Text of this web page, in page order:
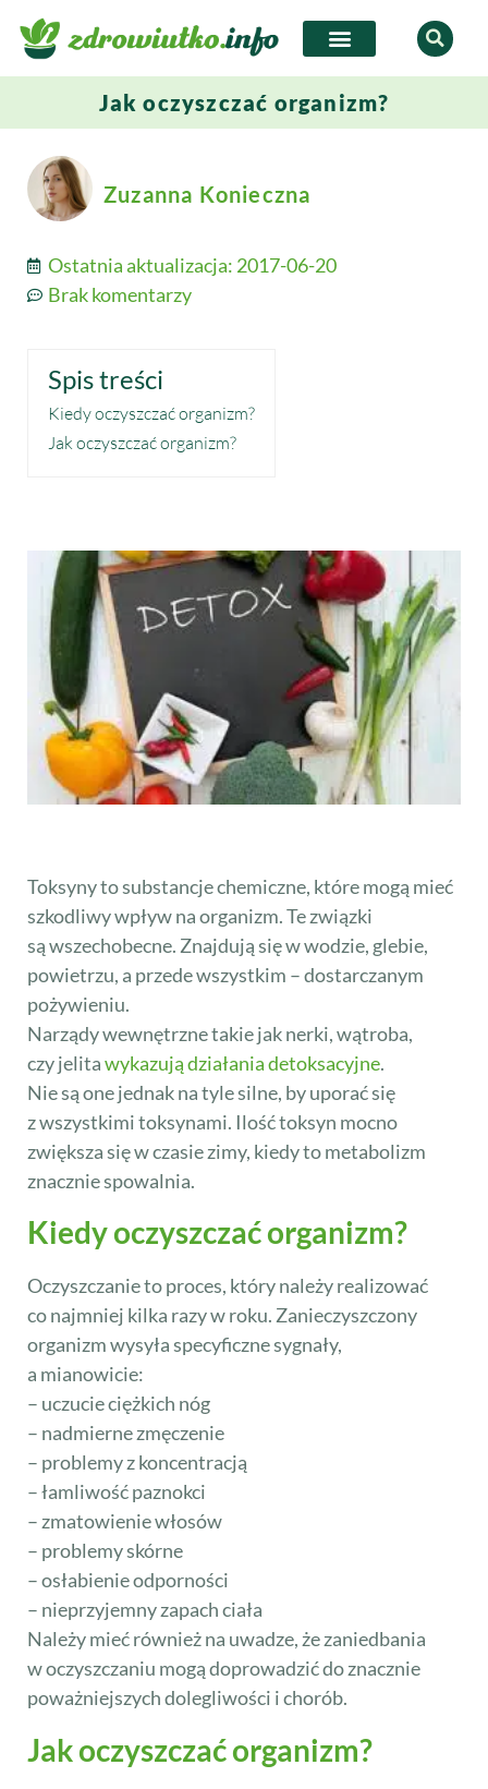
Jak oczyszczać organizm?
Zuzanna Konieczna
Ostatnia aktualizacja: 2017-06-20
Brak komentarzy
Spis treści
Kiedy oczyszczać organizm?
Jak oczyszczać organizm?
Toksyny to substancje chemiczne, które mogą mieć
szkodliwy wpływ na organizm. Te związki
są wszechobecne. Znajdują się w wodzie, glebie,
powietrzu, a przede wszystkim – dostarczanym
pożywieniu.
Narządy wewnętrzne takie jak nerki, wątroba,
czy jelitawykazują działania detoksacyjne.
Nie są one jednak na tyle silne, by uporać się
z wszystkimi toksynami. Ilość toksyn mocno
zwiększa się w czasie zimy, kiedy to metabolizm
znacznie spowalnia.
Kiedy oczyszczać organizm?
Oczyszczanie to proces, który należy realizować
co najmniej kilka razy w roku. Zanieczyszczony
organizm wysyła specyficzne sygnały,
a mianowicie:
– uczucie ciężkich nóg
– nadmierne zmęczenie
– problemy z koncentracją
– łamliwość paznokci
– zmatowienie włosów
– problemy skórne
– osłabienie odporności
– nieprzyjemny zapach ciała
Należy mieć również na uwadze, że zaniedbania
w oczyszczaniu mogą doprowadzić do znacznie
poważniejszych dolegliwości i chorób.
Jak oczyszczać organizm?